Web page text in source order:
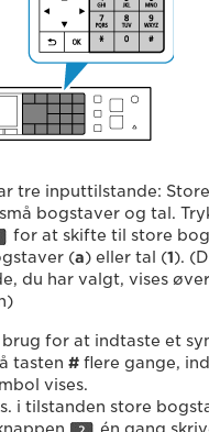
tre inputtilstande: Store
bogstaver og tal.
for at skifte til store
(a) eller tal (1).
du har valgt, vises
brug for at indtaste et
tasten # flere gange,
vises.
i tilstanden store